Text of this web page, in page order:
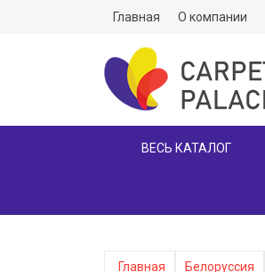
Главная О компании
ВЕСЬ КАТАЛОГ
Главная Белоруссия